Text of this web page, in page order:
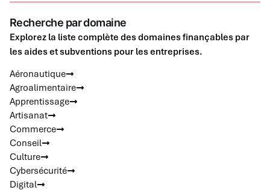
Recherche par domaine
Explorez la liste complète des domaines finançables par
les aides et subventions pour les entreprises.
Aéronautique
Agroalimentaire
Apprentissage
Artisanat
Commerce
Conseil
Culture
Cybersécurité
Digital